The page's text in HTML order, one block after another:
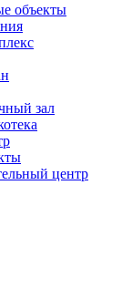
объекты
зал
центр